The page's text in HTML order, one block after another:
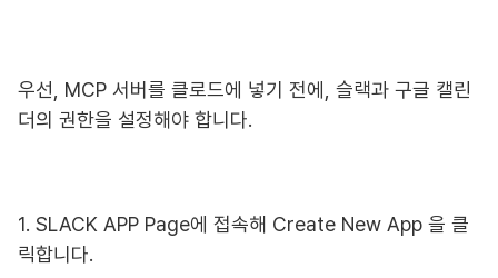
우선, MCP 서버를 클로드에 넣기 전에, 슬랙과 구글 캘린
더의 권한을 설정해야 합니다.
1. SLACK APP Page에 접속해 Create New App 을 클
릭합니다.